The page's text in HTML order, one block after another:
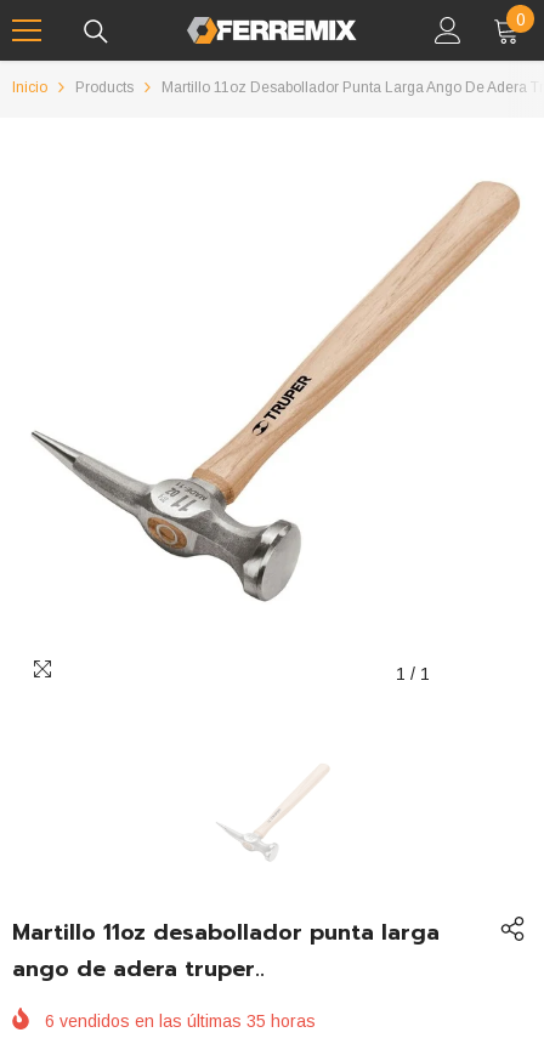
0
0
Inicio Products Martillo 11oz Desabollador Punta Larga Ango De Adera
1 / 1
Martillo 11oz desabollador punta larga
ango de adera truper..
6 vendidos en las últimas 35 horas